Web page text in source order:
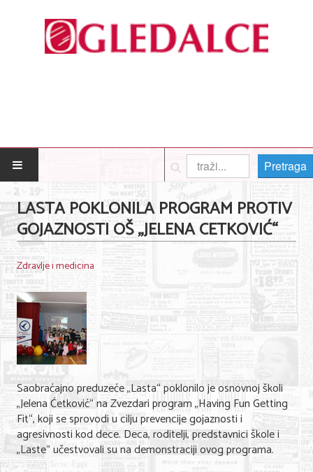
POČETNA
Posao
Usluge
Nega lica i tela
Shopping
Sve za venčanje
Sve za decu
Gastronomija
Kuća i bašta
Zdravlje i medicina
Pretraga
LASTA POKLONILA PROGRAM PROTIV
GOJAZNOSTI OŠ „JELENA CETKOVIĆ“
Zdravlje i medicina
Saobraćajno preduzeće „Lasta“ poklonilo je osnovnoj školi
„Jelena Ćetković“ na Zvezdari program „Having Fun Getting
Fit“, koji se sprovodi u cilju prevencije gojaznosti i
agresivnosti kod dece. Deca, roditelji, predstavnici škole i
„Laste“ učestvovali su na demonstraciji ovog programa.